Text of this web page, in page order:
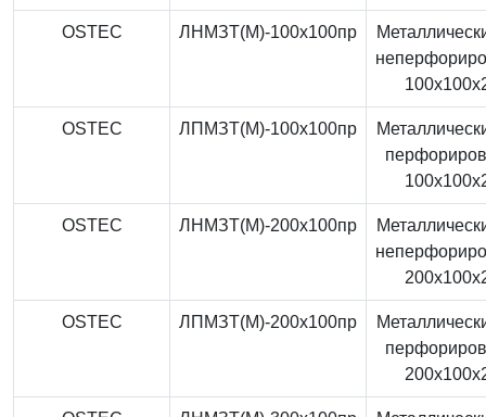
OSTEC ЛНМЗТ(М)-100x100пр
OSTEC ЛПМЗТ(М)-100x100пр
OSTEC ЛНМЗТ(М)-200x100пр
OSTEC ЛПМЗТ(М)-200x100пр